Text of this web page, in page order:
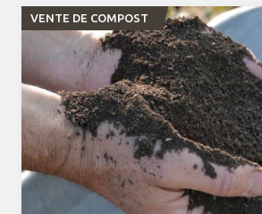
VENTE DE COMPOST